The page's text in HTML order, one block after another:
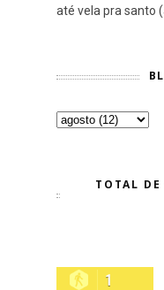
até vela pra santo
TOTAL DE
1